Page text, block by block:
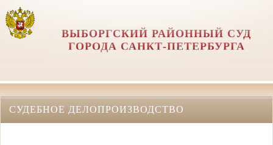
ВЫБОРГСКИЙ РАЙОННЫЙ СУД
ГОРОДА САНКТ-ПЕТЕРБУРГА
СУДЕБНОЕ ДЕЛОПРОИЗВОДСТВО